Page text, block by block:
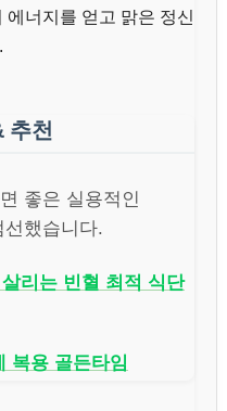
에너지를 얻고 맑은 정신
추천
좋은 실용적인
했습니다.
리는 빈혈 최적 식단
복용 골든타임